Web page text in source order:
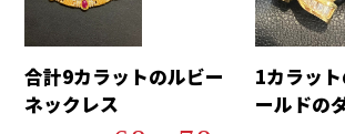
合計9カラットのルビー
ネックレス
1カラッ
ールドの